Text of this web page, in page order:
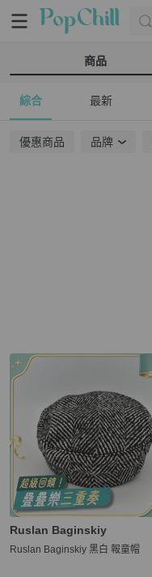
商品
綜合 最新
優惠商品 品牌
Ruslan Baginskiy
Ruslan Baginskiy 黑白 報童帽